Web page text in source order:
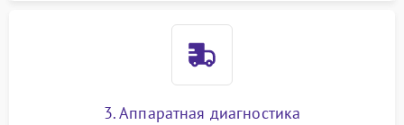
3. Аппаратная диагностика